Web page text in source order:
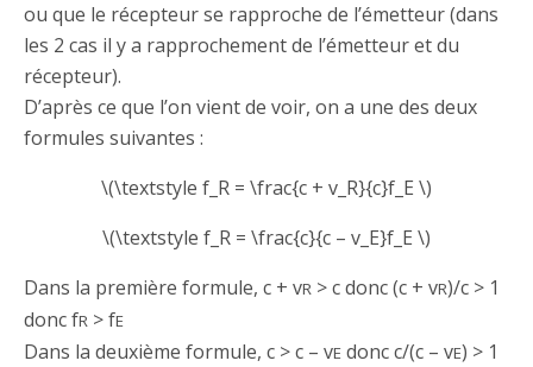
ou que le récepteur se rapproche de l’émetteur (dans
les 2 cas il y a rapprochement de l’émetteur et du
récepteur).
D’après ce que l’on vient de voir, on a une des deux
formules suivantes :
\(\textstyle f_R = \frac{c + v_R}{c}f_E \)
\(\textstyle f_R = \frac{c}{c – v_E}f_E \)
Dans la première formule, c + vR > c donc (c + vR)/c > 1
donc fR > fE
Dans la deuxième formule, c > c – vE donc c/(c – vE) > 1